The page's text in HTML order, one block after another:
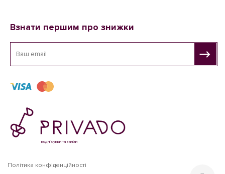
Взнати першим про знижки
модні сумки та валізи
Політика конфіденційності